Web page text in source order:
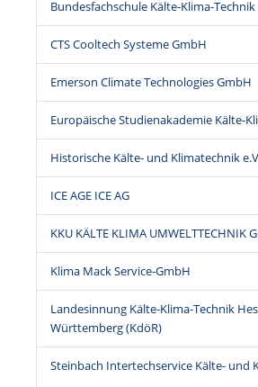
Bundesfachschule Kälte-Klima-Technik
CTS Cooltech Systeme GmbH
Emerson Climate Technologies GmbH
Europäische Studienakademie Kälte-
Historische Kälte- und Klimatechnik
ICE AGE ICE AG
KKU KÄLTE KLIMA UMWELTTECHNIK
Klima Mack Service-GmbH
Landesinnung Kälte-Klima-Technik
Württemberg (KdöR)
Steinbach Intertechservice Kälte- und